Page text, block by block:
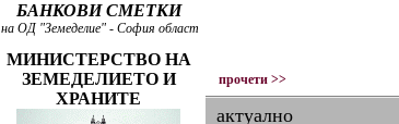
БАНКОВИ СМЕТКИ
на ОД "Земеделие" - София област
МИНИСТЕРСТВО НА
ЗЕМЕДЕЛИЕТО И
ХРАНИТЕ
прочети >>
актуално